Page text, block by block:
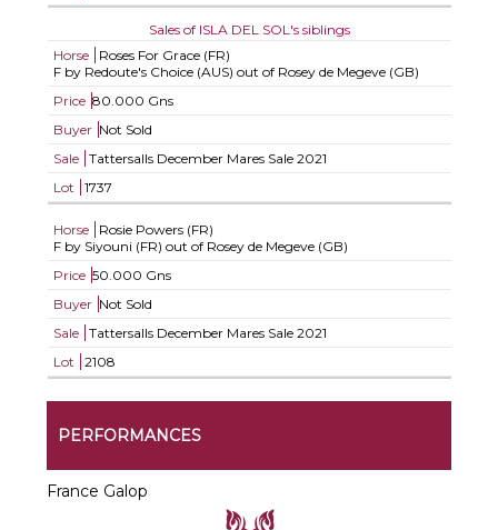
Sales of ISLA DEL SOL's siblings
Horse
Roses For Grace (FR)
F by Redoute's Choice (AUS) out of Rosey de Megeve (GB)
Price 80.000 Gns
Buyer Not Sold
Sale
Tattersalls December Mares Sale 2021
Lot
1737
Horse
Rosie Powers (FR)
F by Siyouni (FR) out of Rosey de Megeve (GB)
Price 50.000 Gns
Buyer Not Sold
Sale
Tattersalls December Mares Sale 2021
Lot
2108
PERFORMANCES
France Galop